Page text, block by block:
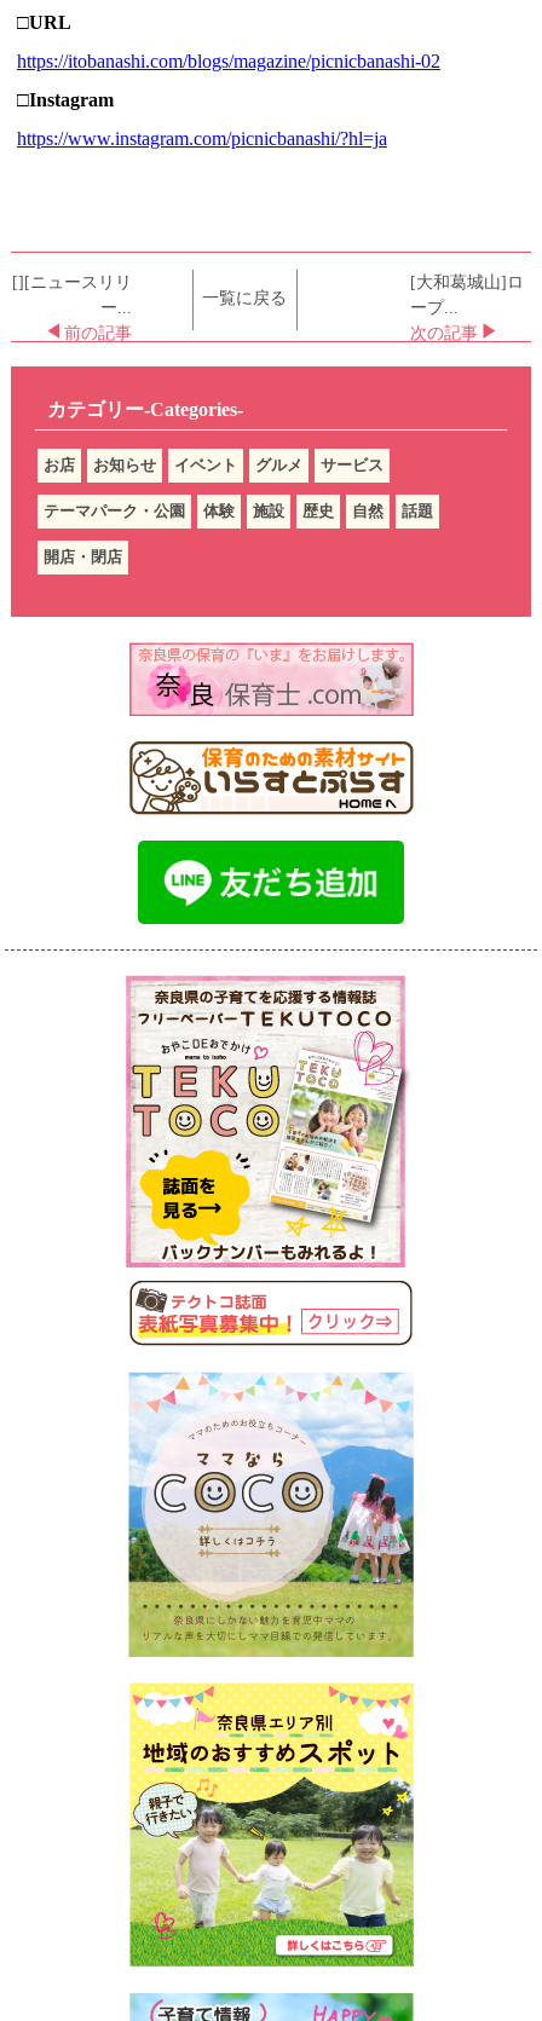
□URL
https://itobanashi.com/blogs/magazine/picnicbanashi-02
□Instagram
https://www.instagram.com/picnicbanashi/?hl=ja
[][ニュースリリ
ー...
前の記事
一覧に戻る
[大和葛城山]ロ
ープ...
次の記事
カテゴリー-Categories-
お店 お知らせ イベント グルメ サービス
テーマパーク・公園 体験 施設 歴史 自然 話題
開店・閉店